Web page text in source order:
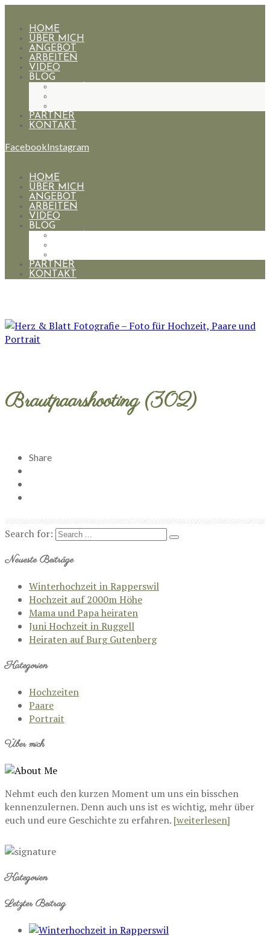
HOME
ÜBER MICH
ANGEBOT
ARBEITEN
VIDEO
BLOG
PARTNER
KONTAKT
FacebookInstagram
HOME
ÜBER MICH
ANGEBOT
ARBEITEN
VIDEO
BLOG
PARTNER
KONTAKT
Brautpaarshooting (302)
Share
Search for:
Neueste Beiträge
Winterhochzeit in Rapperswil
Hochzeit auf 2000m Höhe
Mama und Papa heiraten
Juni Hochzeit in Ruggell
Heiraten auf Burg Gutenberg
Kategorien
Hochzeiten
Paare
Portrait
Über mich
Nehmt euch den kurzen Moment um uns ein bisschen
kennenzulernen. Denn auch uns ist es wichtig, mehr über
euch und eure Geschichte zu erfahren. [weiterlesen]
Kategorien
Letzter Beitrag